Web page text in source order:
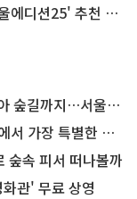
션25' 추천 코스
…서울둘레길 15코스
별한 편의점의 정체
숲속 피서 떠나볼까
관' 무료 상영